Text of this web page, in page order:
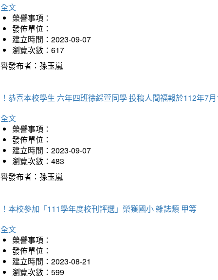
文
榮譽事項：
發佈單位：
建立時間：2023-09-07
瀏覽次數：617
發布者：孫玉嵐
恭喜本校學生 六年四班徐綵萱同學 投稿人間福報於112年7
文
榮譽事項：
發佈單位：
建立時間：2023-09-07
瀏覽次數：483
發布者：孫玉嵐
本校參加「111學年度校刊評選」榮獲國小 雜誌類 甲等
文
榮譽事項：
發佈單位：
建立時間：2023-08-21
瀏覽次數：599